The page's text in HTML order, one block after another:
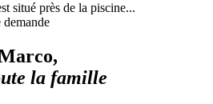
situé près de la piscine...
la famille